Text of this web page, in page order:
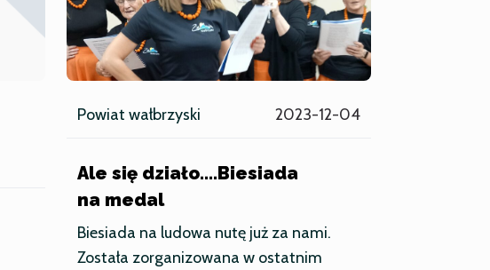
Powiat wałbrzyski 2023-12-04
Ale się działo….Biesiada
na medal
Biesiada na ludowa nutę już za nami.
Została zorganizowana w ostatnim